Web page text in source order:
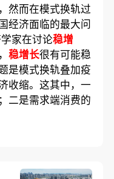
然而在模式换轨过
经济面临的最大问
家在讨论稳增
稳增长很有可能稳
是模式换轨叠加疫
收缩。这其中，一
二是需求端消费的